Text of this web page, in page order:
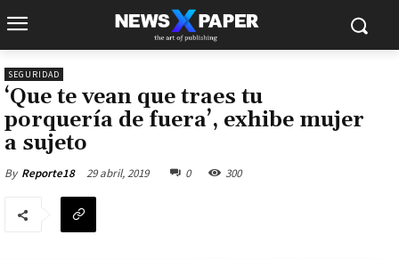
SEGURIDAD
‘Que te vean que traes tu
porquería de fuera’, exhibe mujer
a sujeto
By Reporte18 29 abril, 2019 0 300